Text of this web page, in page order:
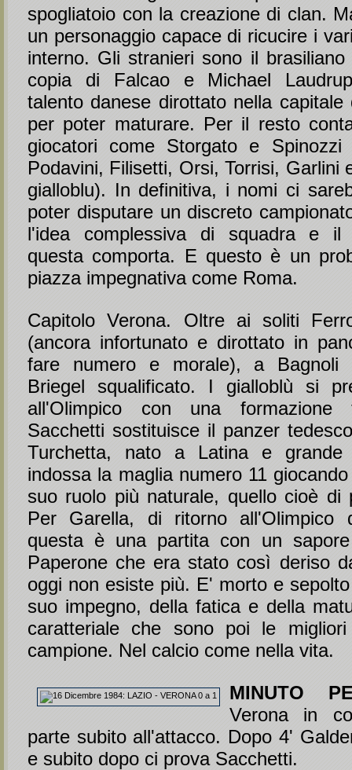
spogliatoio con la creazione di clan.
un personaggio capace di ricucire i
interno. Gli stranieri sono il
copia di Falcao e Michael
talento danese dirottato nella capitale
per poter maturare. Per il resto
giocatori come Storgato e
Podavini, Filisetti, Orsi, Torrisi, Garlini
gialloblu). In definitiva, i nomi ci
poter disputare un discreto
l'idea complessiva di squadra e il
questa comporta. E questo è un
piazza impegnativa come Roma.
Capitolo Verona. Oltre ai soliti
(ancora infortunato e dirottato in
fare numero e morale), a Bagnoli
Briegel squalificato. I gialloblù si
all'Olimpico con una formazione
Sacchetti sostituisce il panzer
Turchetta, nato a Latina e grande
indossa la maglia numero 11
suo ruolo più naturale, quello cioè di
Per Garella, di ritorno all'Olimpico
questa è una partita con un
Paperone che era stato così deriso
oggi non esiste più. E' morto e
suo impegno, della fatica e della
caratteriale che sono poi le
campione. Nel calcio come nella vita.
MINUTO
Verona in
parte subito all'attacco. Dopo 4'
e subito dopo ci prova Sacchetti.